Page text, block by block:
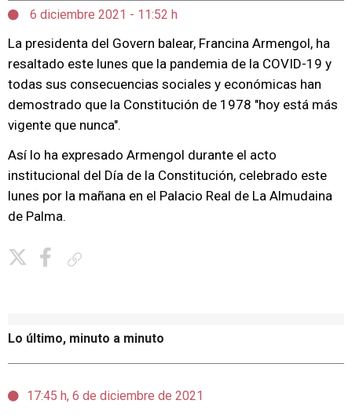
6 diciembre 2021 - 11:52 h
La presidenta del Govern balear, Francina Armengol, ha
resaltado este lunes que la pandemia de la COVID-19 y
todas sus consecuencias sociales y económicas han
demostrado que la Constitución de 1978 "hoy está más
vigente que nunca".
Así lo ha expresado Armengol durante el acto
institucional del Día de la Constitución, celebrado este
lunes por la mañana en el Palacio Real de La Almudaina
de Palma.
Lo último, minuto a minuto
17:45 h, 6 de diciembre de 2021